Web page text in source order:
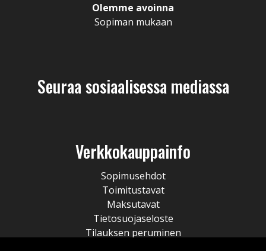
Olemme avoinna
Sopiman mukaan
Seuraa sosiaalisessa mediassa
Verkkokauppainfo
Sopimusehdot
Toimitustavat
Maksutavat
Tietosuojaseloste
Tilauksen peruminen